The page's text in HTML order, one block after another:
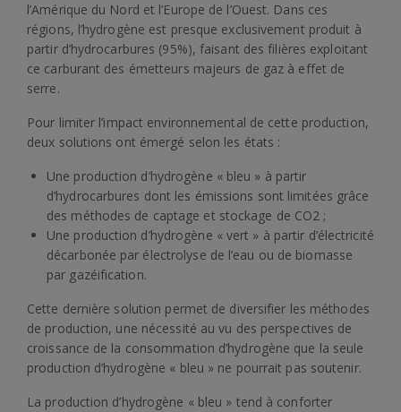
l’Amérique du Nord et l’Europe de l’Ouest. Dans ces
régions, l’hydrogène est presque exclusivement produit à
partir d’hydrocarbures (95%), faisant des filières exploitant
ce carburant des émetteurs majeurs de gaz à effet de
serre.
Pour limiter l’impact environnemental de cette production,
deux solutions ont émergé selon les états :
Une production d’hydrogène « bleu » à partir
d’hydrocarbures dont les émissions sont limitées grâce
des méthodes de captage et stockage de CO2 ;
Une production d’hydrogène « vert » à partir d’électricité
décarbonée par électrolyse de l’eau ou de biomasse
par gazéification.
Cette dernière solution permet de diversifier les méthodes
de production, une nécessité au vu des perspectives de
croissance de la consommation d’hydrogène que la seule
production d’hydrogène « bleu » ne pourrait pas soutenir.
La production d’hydrogène « bleu » tend à conforter